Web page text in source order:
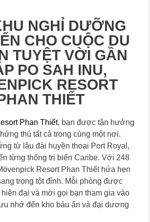
NGHỈ DƯỠNG
CHO CUỘC DU
TUYỆT VỜI GẦN
PO SAH INU,
RESORT
THIẾT
Phan Thiết, bạn được tận hưởng
thú tất cả trong cùng một nơi.
từ lâu đài huyền thoại Port Royal,
từng thống trị biển Caribe. Với 248
Resort Phan Thiết hứa hẹn
trọng tột đỉnh. Mỗi phòng được
đại và mời gọi bạn tham gia vào
nhớ đến kho báu ẩn và đại dương